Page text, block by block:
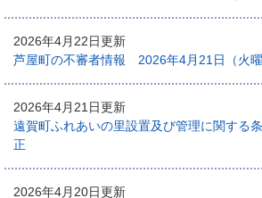
2026年4月22日更新
芦屋町の不審者情報 2026年4月21日（火曜
2026年4月21日更新
遠賀町ふれあいの里設置及び管理に関する
正
2026年4月20日更新